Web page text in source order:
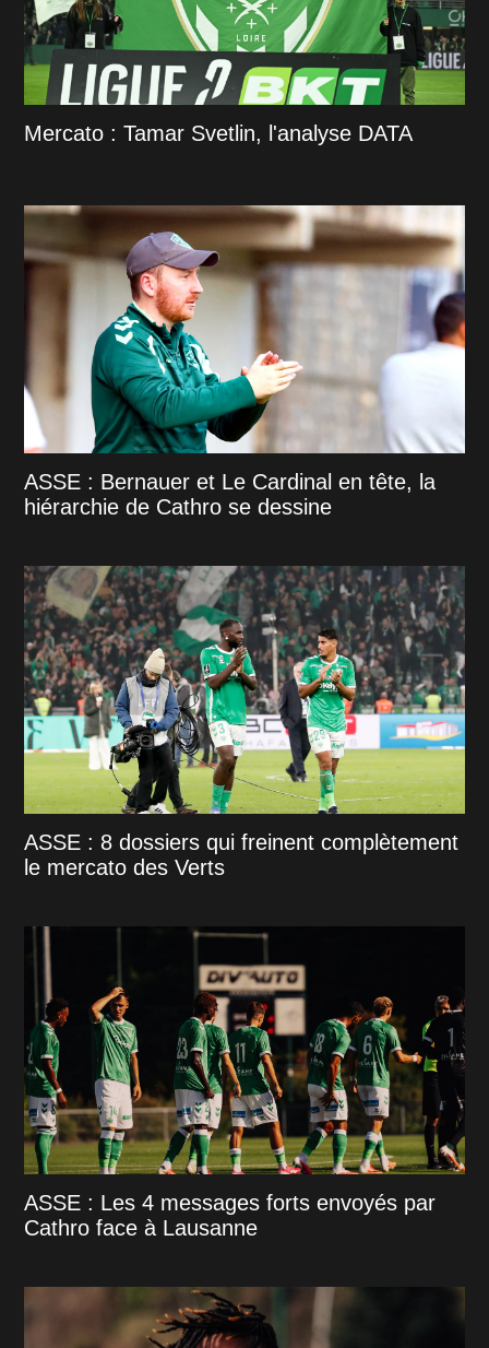
Mercato : Tamar Svetlin, l'analyse DATA
ASSE : Bernauer et Le Cardinal en tête, la
hiérarchie de Cathro se dessine
ASSE : 8 dossiers qui freinent complètement
le mercato des Verts
ASSE : Les 4 messages forts envoyés par
Cathro face à Lausanne